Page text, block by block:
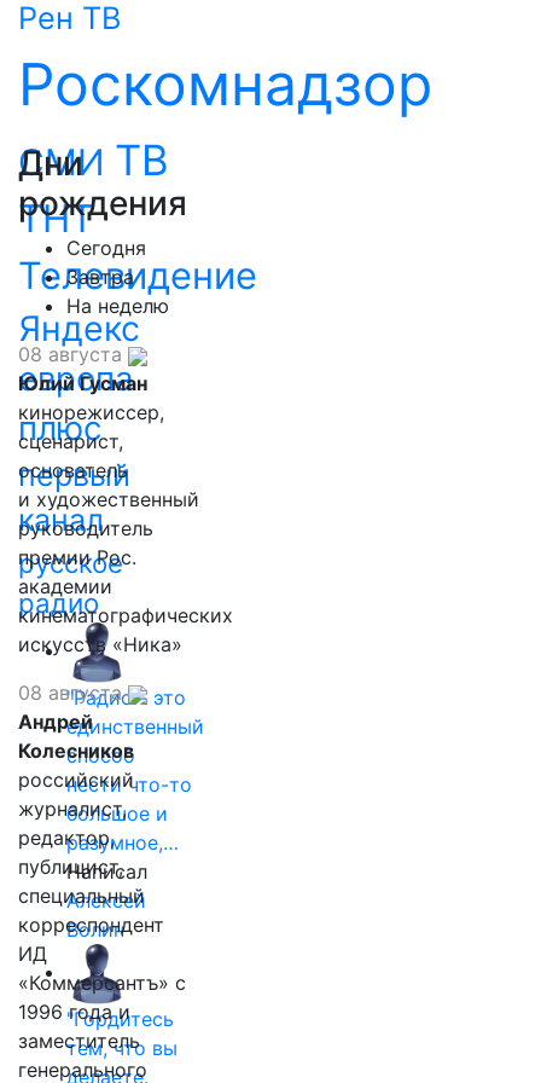
Рен ТВ
Роскомнадзор
СМИ ТВ
ТНТ
Телевидение
Яндекс
европа
плюс
первый
канал
русское
радио
"Радио - это
единственный
способ
нести что-то
большое и
разумное,…
Написал
Алексей
Волин
"Гордитесь
тем, что вы
делаете.
Дни
рождения
Сегодня
Завтра
На неделю
08 августа
Юлий Гусман
кинорежиссер,
сценарист,
основатель
и художественный
руководитель
премии Рос.
академии
кинематографических
искусств «Ника»
08 августа
Андрей
Колесников
российский
журналист,
редактор,
публицист,
специальный
корреспондент
ИД
«Коммерсантъ» с
1996 года и
заместитель
генерального